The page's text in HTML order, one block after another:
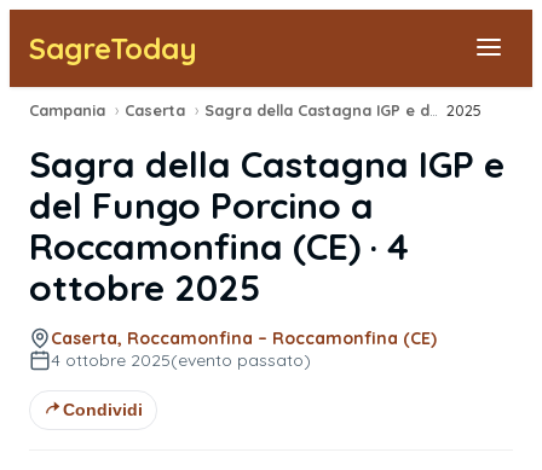
SagreToday
Segnala una sagra
Tutte le Sagre
Vicino a Me
Campania › Caserta › 2025
Sagra della Castagna IGP e
del Fungo Porcino a
Roccamonfina (CE) · 4
ottobre 2025
Caserta, Roccamonfina – Roccamonfina (CE)
4 ottobre 2025(evento passato)
Condividi